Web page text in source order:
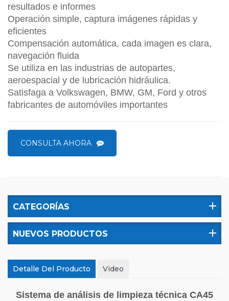
resultados e informes
Operación simple, captura imágenes rápidas y
eficientes
Compensación automática, cada imagen es clara,
navegación fluida
Se utiliza en las industrias de autopartes,
aeroespacial y de lubricación hidráulica.
Satisfaga a Volkswagen, BMW, GM, Ford y otros
fabricantes de automóviles importantes
CONSULTA AHORA
CATEGORÍAS
NUEVOS PRODUCTOS
Detalle Del Producto Video
Sistema de análisis de limpieza técnica CA45